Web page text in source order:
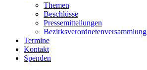
Themen
Beschlüsse
Pressemitteilungen
Bezirksverordnetenversammlung
Termine
Kontakt
Spenden